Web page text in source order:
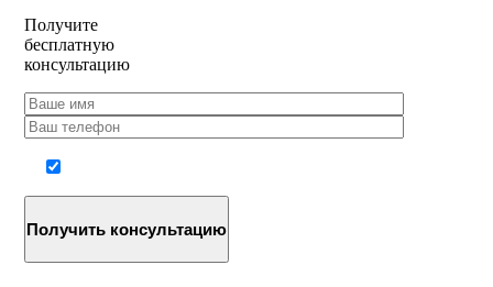
Получите
бесплатную
консультацию